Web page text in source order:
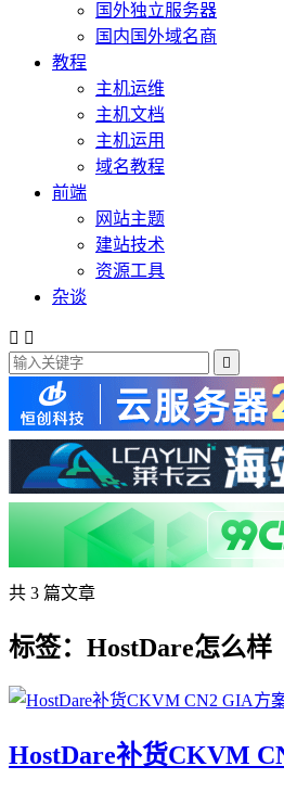
国外独立服务器
国内国外域名商
教程
主机运维
主机文档
主机运用
域名教程
前端
网站主题
建站技术
资源工具
杂谈
 

共 3 篇文章
标签：HostDare怎么样
HostDare补货CKVM